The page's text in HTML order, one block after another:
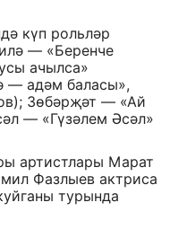
күп рольләр
— «Беренче
ачылса»
— адәм баласы»,
Зөбәрҗәт — «Ай
— «Гүзәлем Әсәл»
артистлары Марат
Фазлыев актриса
турында